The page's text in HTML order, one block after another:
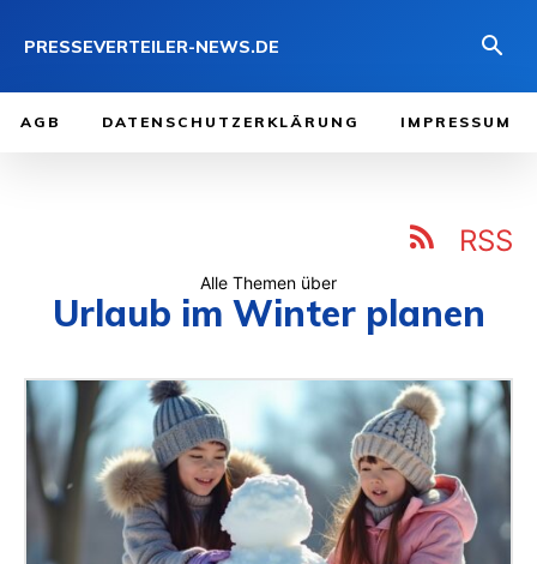
PRESSEVERTEILER-NEWS.DE
AGB DATENSCHUTZERKLÄRUNG IMPRESSUM
RSS
Alle Themen über
Urlaub im Winter planen